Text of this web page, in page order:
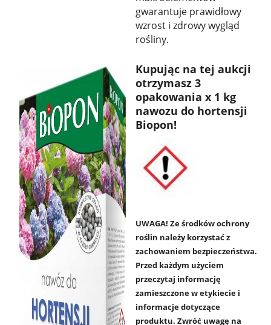
gwarantuje prawidłowy
wzrost i zdrowy wygląd
rośliny.
Kupując na tej aukcji
otrzymasz 3
opakowania x 1 kg
nawozu do hortensji
Biopon!
UWAGA! Ze środków ochrony
roślin należy korzystać z
zachowaniem bezpieczeństwa.
Przed każdym użyciem
przeczytaj informację
zamieszczone w etykiecie i
informacje dotyczące
produktu. Zwróć uwagę na